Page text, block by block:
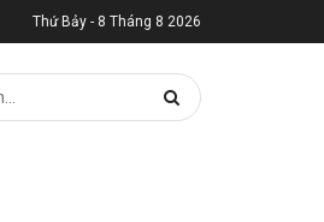
Thứ Bảy - 8 Tháng 8 2026